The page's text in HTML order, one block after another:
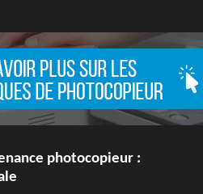
photocopieur :